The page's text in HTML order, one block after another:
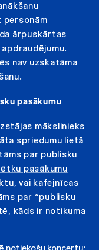
personām
ārpuskārtas
nav uzskatāma
pasākumu
mākslinieks
spriedumu lietā
par publisku
pasākumu
vai kafejnīcas
par “publisku
kāds ir notikuma